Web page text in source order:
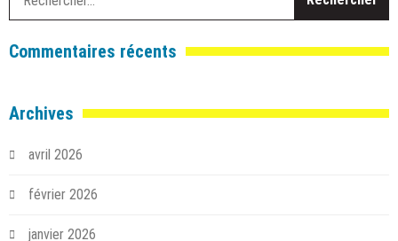
Commentaires récents
Archives
avril 2026
février 2026
janvier 2026